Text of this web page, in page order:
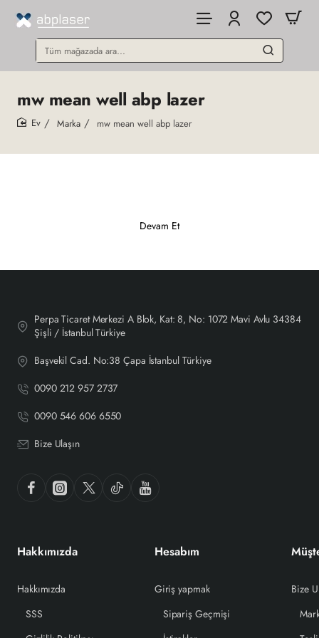
Tüm
mağazada
mw mean well abp lazer
Marka mw mean well abp lazer
Devam Et
Perpa Ticaret Merkezi A Blok, Kat: 8, No: 1072 Mavi Avlu 34384
Şişli / İstanbul Türkiye
Başvekil Cad. No:38 Çapa İstanbul Türkiye
0090 212 957 2737
0090 546 606 6550
Bize Ulaşın
Hakkımızda
Hakkımızda
SSS
Hesabım
Giriş yapmak
Sipariş Geçmişi
Bize